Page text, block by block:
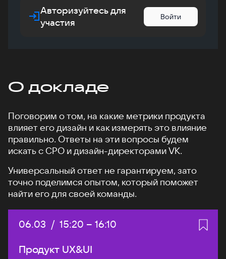
Авторизуйтесь для
участия
Войти
О докладе
Поговорим о том, на какие метрики продукта
влияет его дизайн и как измерять это влияние
правильно. Ответы на эти вопросы будем
искать с CPO и дизайн-директорами VK.
Универсальный ответ не гарантируем, зато
точно поделимся опытом, который поможет
найти его для своей команды.
Дата:
06.03 / Начало:
15:20 – Конец:
16:10
Продукт UX&UI